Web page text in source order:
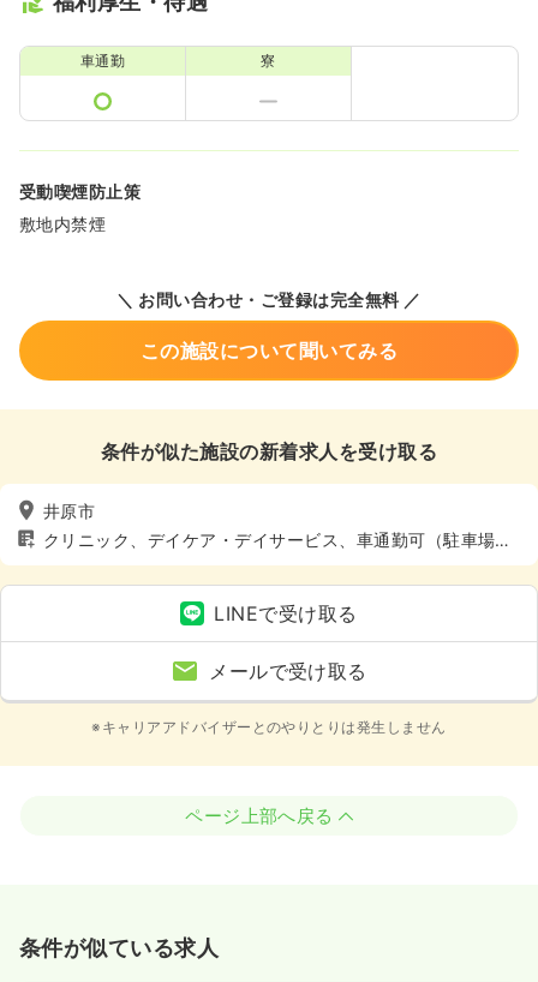
車通勤 寮
受動喫煙防止策
敷地内禁煙
＼ お問い合わせ・ご登録は完全無料 ／
この施設について聞いてみる
条件が似た施設の新着求人を受け取る
井原市
クリニック、デイケア・デイサービス、車通勤可（駐車場
有）
LINEで受け取る
メールで受け取る
※キャリアアドバイザーとのやりとりは発生しません
ページ上部へ戻る
条件が似ている求人